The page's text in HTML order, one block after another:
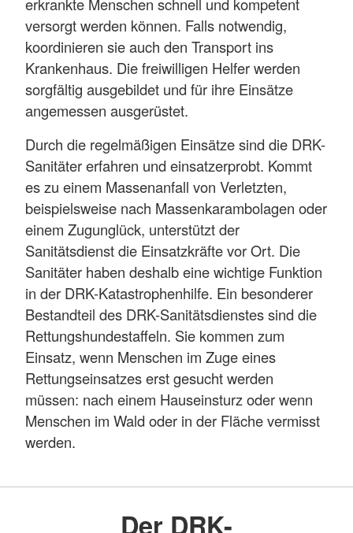
versorgt werden können. Falls notwendig,
koordinieren sie auch den Transport ins
Krankenhaus. Die freiwilligen Helfer werden
sorgfältig ausgebildet und für ihre Einsätze
angemessen ausgerüstet.
Durch die regelmäßigen Einsätze sind die DRK-
Sanitäter erfahren und einsatzerprobt. Kommt
es zu einem Massenanfall von Verletzten,
beispielsweise nach Massenkarambolagen oder
einem Zugunglück, unterstützt der
Sanitätsdienst die Einsatzkräfte vor Ort. Die
Sanitäter haben deshalb eine wichtige Funktion
in der DRK-Katastrophenhilfe. Ein besonderer
Bestandteil des DRK-Sanitätsdienstes sind die
Rettungshundestaffeln. Sie kommen zum
Einsatz, wenn Menschen im Zuge eines
Rettungseinsatzes erst gesucht werden
müssen: nach einem Hauseinsturz oder wenn
Menschen im Wald oder in der Fläche vermisst
werden.
Der DRK-